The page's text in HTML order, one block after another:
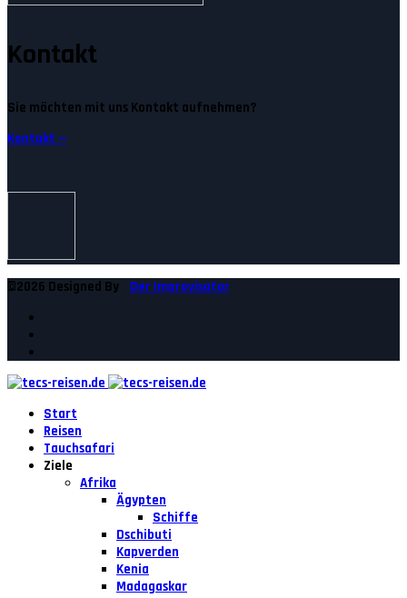
Kontakt
Sie möchten mit uns Kontakt aufnehmen?
Kontakt —
©2026 Designed By Der Improvisator
Start
Reisen
Tauchsafari
Ziele
Afrika
Ägypten
Schiffe
Dschibuti
Kapverden
Kenia
Madagaskar